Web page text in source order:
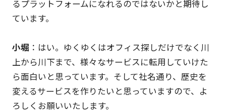
るプラットフォームになれるのではないかと期待し
ています。
小堀 ：はい。ゆくゆくはオフィス探しだけでなく川
上から川下まで、様々なサービスに転用していけた
ら面白いと思っています。そして社名通り、歴史を
変えるサービスを作りたいと思っていますので、よ
ろしくお願いいたします。